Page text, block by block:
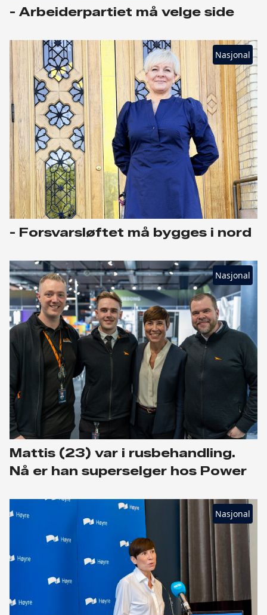
- Arbeiderpartiet må velge side
Nasjonal
- Forsvarsløftet må bygges i nord
Nasjonal
Mattis (23) var i rusbehandling.
Nå er han superselger hos Power
Nasjonal